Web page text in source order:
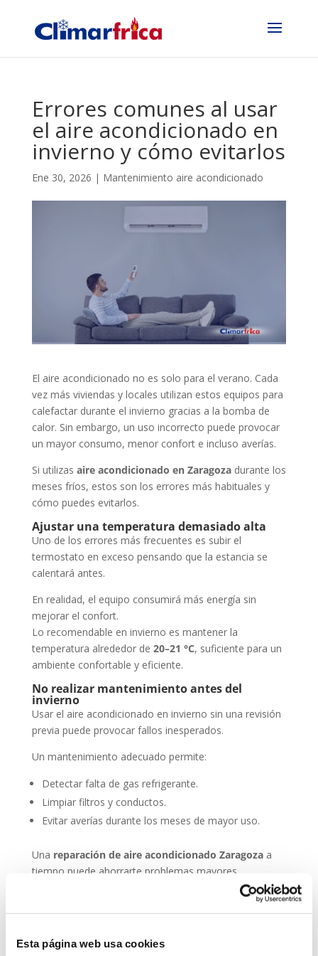
Esta página web usa cookies
Errores comunes al usar
el aire acondicionado en
invierno y cómo evitarlos
Ene 30, 2026 | Mantenimiento aire acondicionado
El aire acondicionado no es solo para el verano. Cada
vez más viviendas y locales utilizan estos equipos para
calefactar durante el invierno gracias a la bomba de
calor. Sin embargo, un uso incorrecto puede provocar
un mayor consumo, menor confort e incluso averías.
Si utilizas aire acondicionado en Zaragozadurante los
meses fríos, estos son los errores más habituales y
cómo puedes evitarlos.
Ajustar una temperatura demasiado alta
Uno de los errores más frecuentes es subir el
termostato en exceso pensando que la estancia se
calentará antes.
En realidad, el equipo consumirá más energía sin
mejorar el confort.
Lo recomendable en invierno es mantener la
temperatura alrededor de 20–21 °C, suficiente para un
ambiente confortable y eficiente.
No realizar mantenimiento antes del
invierno
Usar el aire acondicionado en invierno sin una revisión
previa puede provocar fallos inesperados.
Un mantenimiento adecuado permite:
Detectar falta de gas refrigerante.
Limpiar filtros y conductos.
Evitar averías durante los meses de mayor uso.
Una reparación de aire acondicionado Zaragozaa
tiempo puede ahorrarte problemas mayores.
Filtros sucios y caudal de aire insuficiente
correctamente.